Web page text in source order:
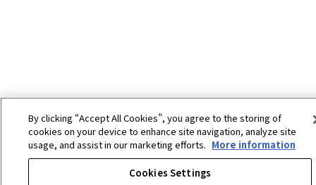
By clicking “Accept All Cookies”, you agree to the storing of
cookies on your device to enhance site navigation, analyze site
usage, and assist in our marketing efforts. More information
Cookies Settings